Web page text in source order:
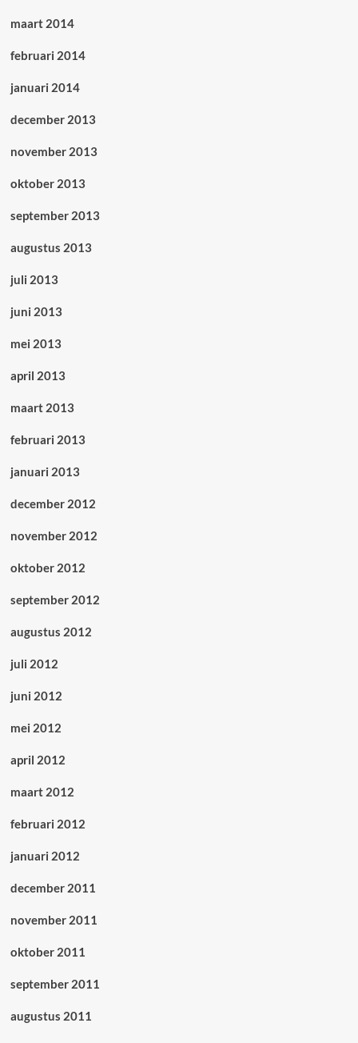
maart 2014
februari 2014
januari 2014
december 2013
november 2013
oktober 2013
september 2013
augustus 2013
juli 2013
juni 2013
mei 2013
april 2013
maart 2013
februari 2013
januari 2013
december 2012
november 2012
oktober 2012
september 2012
augustus 2012
juli 2012
juni 2012
mei 2012
april 2012
maart 2012
februari 2012
januari 2012
december 2011
november 2011
oktober 2011
september 2011
augustus 2011